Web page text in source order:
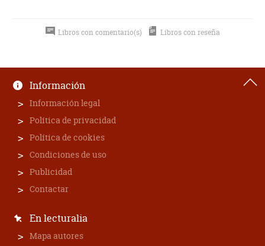
Libros con comentario(s) Libros con reseña
Información
Información legal
Política de privacidad
Política de cookies
Condiciones de uso
Publicidad
Contactar
En lecturalia
Mapa autores